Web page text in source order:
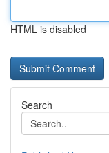
HTML is disabled
Search